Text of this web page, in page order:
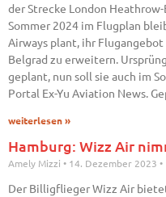
der Strecke London
Sommer 2024 im Flugplan
Airways plant, ihr
Belgrad zu erweitern.
geplant, nun soll sie auch im
Portal Ex-Yu Aviation News.
weiterlesen »
Hamburg: Wizz Air
Amely Mizzi 14. Dezember 2023
Der Billigflieger Wizz Air